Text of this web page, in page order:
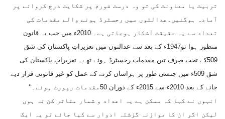
تربیت یا معاونت کی تو وہ درست فورم پر شکایت درج کروانے پر
آمادہ ہوگئیں۔عدالتوں میں رجسٹرڈ ہونے والے مقدمات کی
تعداد سے یہ حقیقت آشکار ہوجاتی ہے۔ 2010ء میں جب یہ قانون
منظور ہوا تو1947ء کے بعد سے عدالتوں میں تعزیراتِ پاکستان کی شق
509کے تحت صرف تین مقدمات رجسٹرڈ ہوئے تھے۔ تعزیراتِ پاکستان کی
شق 509ء میں جنسی طور پر ہراساں کرنے کے عمل کو غیر قانونی قرار دیے
جانے کے بعد 2010ء سے 2015ء کے دوران 50مقدمات رپورٹ ہوئے۔‘‘
انہوں نے کہا کہ ممکن ہے یہ اعداد و شمار متاثر کن نہ ہوں
لیکن اگر ان کا موازنہ گزشتہ ادوار سے کیا جائے تو یہ ایک